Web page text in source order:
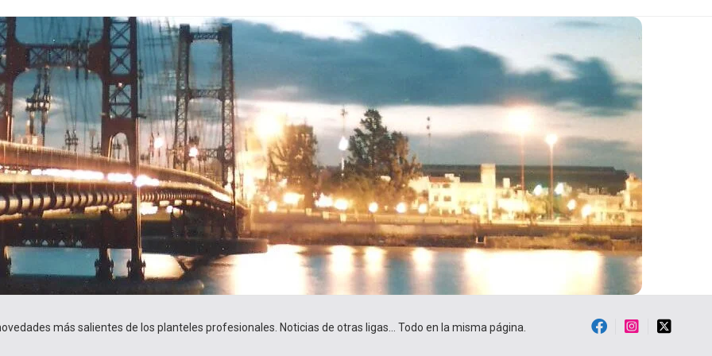
más salientes de los planteles profesionales. Noticias de otras ligas… Todo en la misma página.